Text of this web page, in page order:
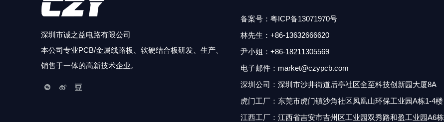
深圳市诚之益电路有限公司
本公司专业PCB/金属线路板、软硬结合板研发、生产、
销售于一体的高新技术企业。
备案号： 粤ICP备13071970号
林先生 ： +86-13632666620
尹小姐：+86-18211305569
电子邮件：market@czypcb.com
深圳公司：深圳市沙井街道后亭社区全至科技创新园大厦8A
虎门工厂：东莞市虎门镇沙角社区凤凰山环保工业园A栋1-4楼
江西工厂：江西省吉安市吉州区工业园双秀路和盈工业园A6栋